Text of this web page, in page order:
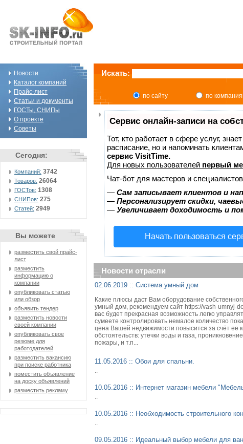
Новости
Каталог компаний
Прайс-лист
Статьи и документы
ГОСТы, СНИПы
О проекте
Советы
Сегодня:
Компаний: 3742
Товаров: 26064
ГОСТов: 1308
СНИПов: 275
Статей: 2949
Вы можете
разместить свой прайс-
лист
разместить
информацию о
компании
опубликовать статью
или обзор
объявить тендер
разместить новости
своей компании
опубликовать свое
резюме для
работодателей
разместить вакансию
при поиске работника
поместить объявление
на доску объявлений
разместить рекламу
Искать:
по сайту по
Сервис онлайн-записи на
Тот, кто работает в сфере услуг,
расписание, но и напоминать
сервис VisitTime.
Для новых пользователей первый
Чат-бот для мастеров и
— Сам записывает клиентов и
— Персонализирует скидки,
— Увеличивает доходимость и
Начать пользоваться
Новости отрасли
02.06.2019 :: Система умный дом
Какие плюсы даст Вам оборудование
умный дом, рекомендуем сайт https://vash-umnyj-
вас будет прекрасная возможность легко
сумеете контролировать немалое количество
цена Вашей недвижимости повысится за счёт ее
обстоятельств: утечки воды и газа,
пожары, и т.п...
11.05.2016 :: Обои для спальни.
..
10.05.2016 :: Интернет магазин мебели
..
10.05.2016 :: Необходимость строительного
..
09.05.2016 :: Идеальный выбор мебели для